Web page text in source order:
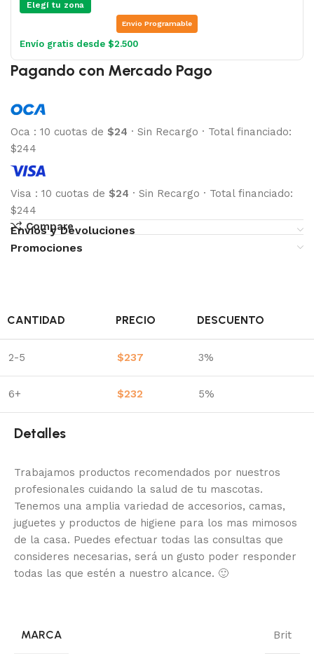
Elegí tu zona
Envio Programable
Envío gratis desde $2.500
Pagando con Mercado Pago
Oca : 10 cuotas de $24 · Sin Recargo · Total financiado:
$244
Visa : 10 cuotas de $24 · Sin Recargo · Total financiado:
$244
Compare
Envíos y Devoluciones
Promociones
CANTIDAD PRECIO DESCUENTO
2-5 $237 3%
6+ $232 5%
Detalles
Trabajamos productos recomendados por nuestros
profesionales cuidando la salud de tu mascotas.
Tenemos una amplia variedad de accesorios, camas,
juguetes y productos de higiene para los mas mimosos
de la casa. Puedes efectuar todas las consultas que
consideres necesarias, será un gusto poder responder
todas las que estén a nuestro alcance. 🙂
MARCA Brit